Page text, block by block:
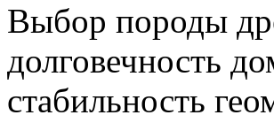
Выбор породы
долговечность
стабильность